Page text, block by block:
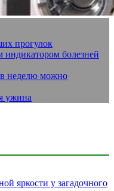
прогулок
индикатором болезней
в неделю можно
ужина
яркости у загадочного